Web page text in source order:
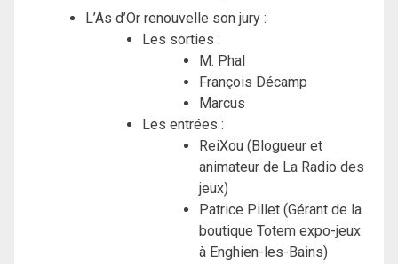
L’As d’Or renouvelle son jury :
Les sorties :
M. Phal
François Décamp
Marcus
Les entrées :
ReiXou (Blogueur et
animateur de La Radio des
jeux)
Patrice Pillet (Gérant de la
boutique Totem expo-jeux
à Enghien-les-Bains)